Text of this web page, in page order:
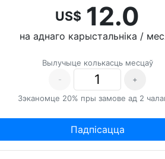
US$ 12.0
на аднаго карыстальніка /
Вылучыце колькасць месцаў
-
+
Зэканомце 20% пры замове ад 2
Падпісацца